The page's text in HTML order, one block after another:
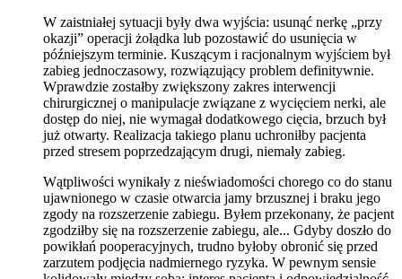
W zaistniałej sytuacji były dwa wyjścia: usunąć nerkę „przy
okazji” operacji żołądka lub pozostawić do usunięcia w
późniejszym terminie. Kuszącym i racjonalnym wyjściem był
zabieg jednoczasowy, rozwiązujący problem definitywnie.
Wprawdzie zostałby zwiększony zakres interwencji
chirurgicznej o manipulacje związane z wycięciem nerki, ale
dostęp do niej, nie wymagał dodatkowego cięcia, brzuch był
już otwarty. Realizacja takiego planu uchroniłby pacjenta
przed stresem poprzedzającym drugi, niemały zabieg.
Wątpliwości wynikały z nieświadomości chorego co do stanu
ujawnionego w czasie otwarcia jamy brzusznej i braku jego
zgody na rozszerzenie zabiegu. Byłem przekonany, że pacjent
zgodziłby się na rozszerzenie zabiegu, ale... Gdyby doszło do
powikłań pooperacyjnych, trudno byłoby obronić się przed
zarzutem podjęcia nadmiernego ryzyka. W pewnym sensie